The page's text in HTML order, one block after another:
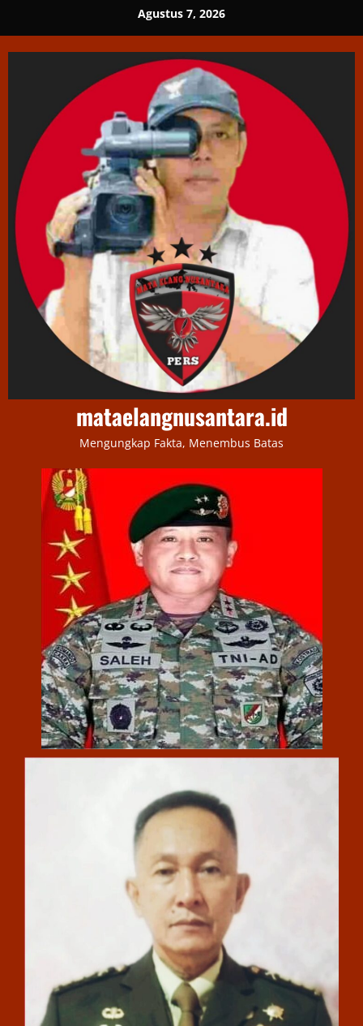
to
content
Agustus 7, 2026
mataelangnusantara.id
Mengungkap Fakta, Menembus Batas